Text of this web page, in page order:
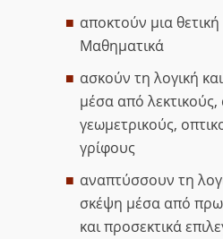
αποκτούν μια
Μαθηματικά
ασκούν τη λογική
μέσα από λεκτικούς,
γεωμετρικούς,
γρίφους
αναπτύσσουν τη
σκέψη μέσα από
και προσεκτικά